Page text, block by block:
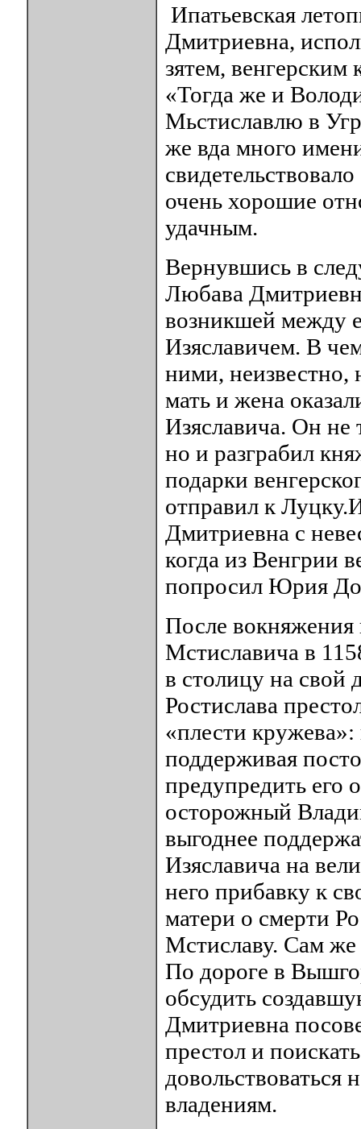
Ипатьевская
Дмитриевна,
зятем, венгерским
«Тогда же и
Мьстиславлю в
же вда много
очень хорошие
удачным.
Вернувшись в
Любава
возникшей между
Изяславичем. В
ними, неизвестно,
мать и жена
Изяславича. Он не
но и разграбил
подарки
отправил к
Дмитриевна с
когда из Венгрии
попросил Юрия
После вокняжения
Мстиславича в
в столицу на свой
Ростислава
«плести
поддерживая
предупредить его
осторожный
выгоднее
Изяславича на
него прибавку к
матери о смерти
Мстиславу. Сам же
По дороге в
обсудить
Дмитриевна
престол и
владениям.